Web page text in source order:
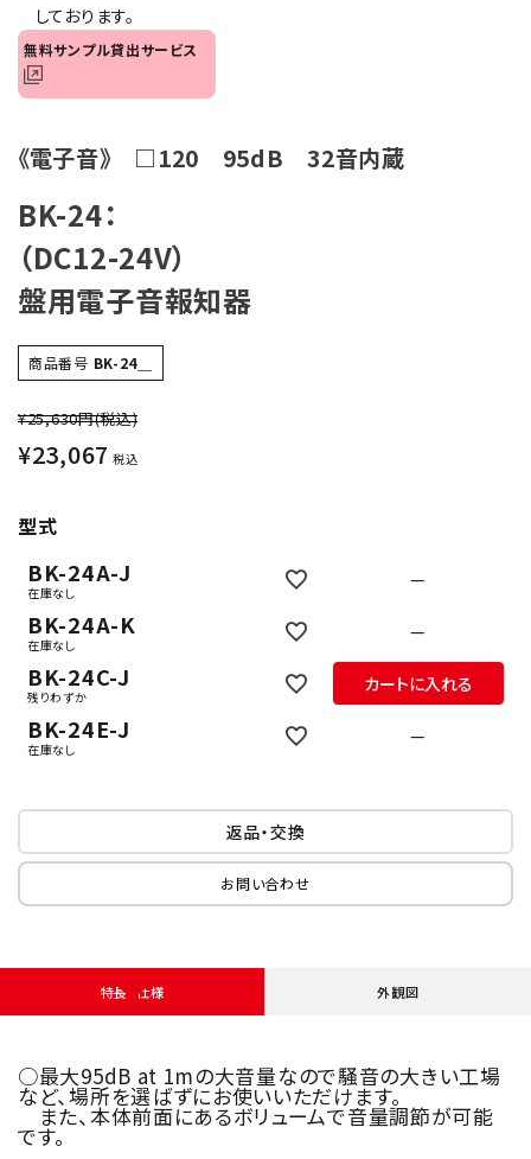
補修パーツ
製品選定の仕方
ガイドライン
パトライトカタログ
しております。
無料サンプル貸出サービス
《電子音》 □120 95dB 32音内蔵
BK-24：
（DC12-24V）
盤用電子音報知器
商品番号 BK-24＿
¥25,630円(税込)
¥23,067 税込
型式
BK-24A-J
在庫なし
—
BK-24A-K
在庫なし
—
BK-24C-J
残りわずか
カートに入れる
BK-24E-J
在庫なし
—
返品・交換
お問い合わせ
特長・仕様 外観図
○最大95dB at 1mの大音量なので騒音の大きい工場
など、場所を選ばずにお使いいただけます。
また、本体前面にあるボリュームで音量調節が可能
です。